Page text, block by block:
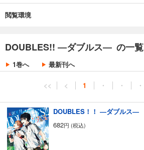
閲覧環境
DOUBLES!! ―ダブルス― の一覧
1巻へ 最新刊へ
<< < 1 ・ ・ ・
DOUBLES！！ ―ダブルス―
682円 (税込)